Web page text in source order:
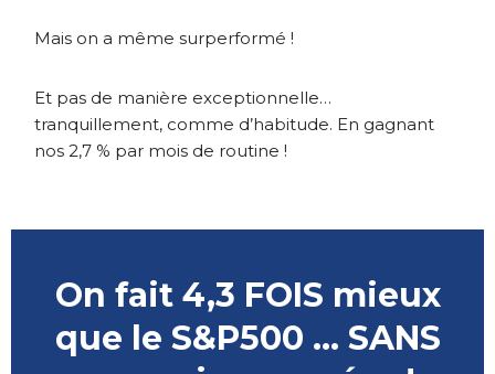
Mais on a même surperformé !
Et pas de manière exceptionnelle…
tranquillement, comme d’habitude. En gagnant
nos 2,7 % par mois de routine !
On fait 4,3 FOIS mieux
que le S&P500 … SANS